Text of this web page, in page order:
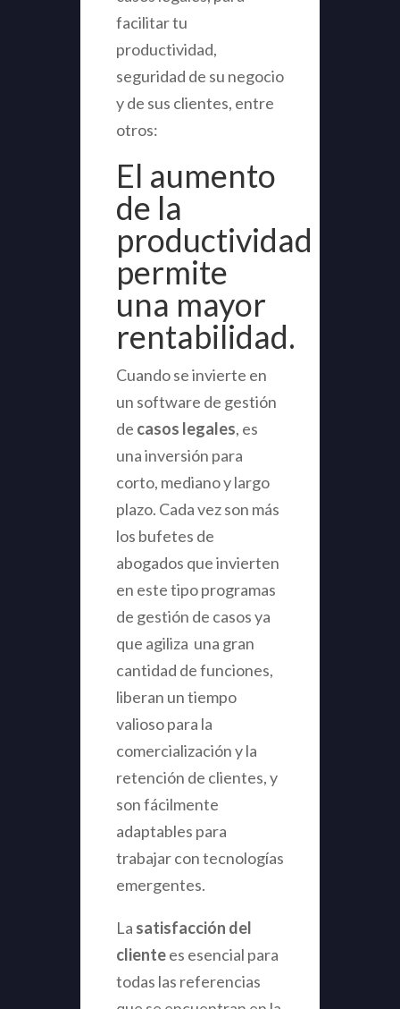
facilitar tu
productividad,
seguridad de su negocio
y de sus clientes, entre
otros:
El aumento
de la
productividad
permite
una mayor
rentabilidad.
Cuando se invierte en
un software de gestión
de casos legales, es
una inversión para
corto, mediano y largo
plazo. Cada vez son más
los bufetes de
abogados que invierten
en este tipo programas
de gestión de casos ya
que agiliza una gran
cantidad de funciones,
liberan un tiempo
valioso para la
comercialización y la
retención de clientes, y
son fácilmente
adaptables para
trabajar con tecnologías
emergentes.
La satisfacción del
clientees esencial para
todas las referencias